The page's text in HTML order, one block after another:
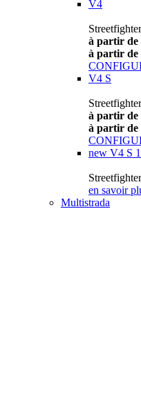
V4
à partir de
à partir de
V4 S
à partir de
à partir de
new V4 S
en savoir
Multistrada